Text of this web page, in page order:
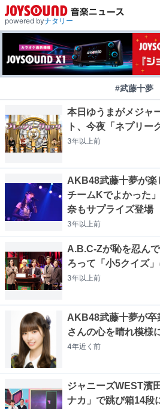
powered byナタリー
#武藤十夢
本日ゆうまがメジャ
ト、今夜「ネプリー
3年以上前
AKB48武藤十夢が楽
チームKでよかった
奈もサプライズ登場
3年以上前
A.B.C-Zが恥を忍ん
ろって「小5クイズ
3年以上前
AKB48武藤十夢が卒
さんの心を晴れ模様
4年近く 前
ジャニーズWEST濱
ナカ」で跳び箱14段